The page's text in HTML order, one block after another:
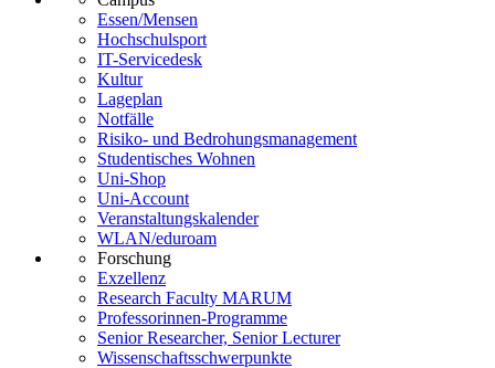
Essen/Mensen
Hochschulsport
IT-Servicedesk
Kultur
Lageplan
Notfälle
Risiko- und Bedrohungsmanagement
Studentisches Wohnen
Uni-Shop
Uni-Account
Veranstaltungskalender
WLAN/eduroam
Forschung
Exzellenz
Research Faculty MARUM
Professorinnen-Programme
Senior Researcher, Senior Lecturer
Wissenschaftsschwerpunkte